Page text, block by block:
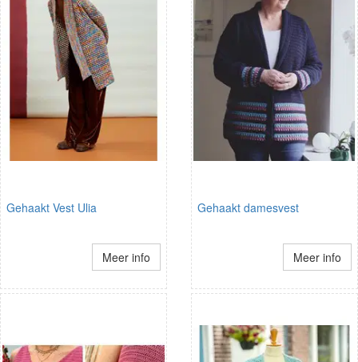
Gehaakt Vest Ulia
Meer info
Gehaakt damesvest
Meer info